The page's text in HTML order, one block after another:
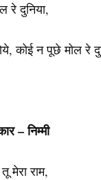
रे दुनिया,
कोई न पूछे मोल रे
– निम्मी
मेरा राम,